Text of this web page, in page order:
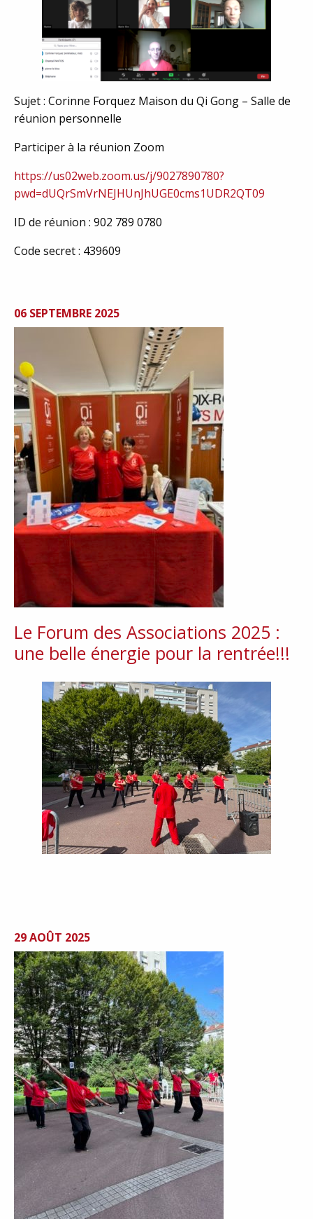
Sujet : Corinne Forquez Maison du Qi Gong – Salle de
réunion personnelle
Participer à la réunion Zoom
https://us02web.zoom.us/j/9027890780?
pwd=dUQrSmVrNEJHUnJhUGE0cms1UDR2QT09
ID de réunion : 902 789 0780
Code secret : 439609
06 SEPTEMBRE 2025
Le Forum des Associations 2025 :
une belle énergie pour la rentrée!!!
29 AOÛT 2025